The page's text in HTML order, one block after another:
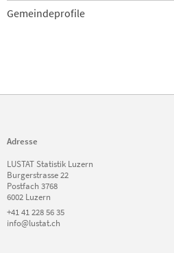
Gemeindeprofile
Adresse
LUSTAT Statistik Luzern
Burgerstrasse 22
Postfach 3768
6002 Luzern
+41 41 228 56 35
info@lustat.ch